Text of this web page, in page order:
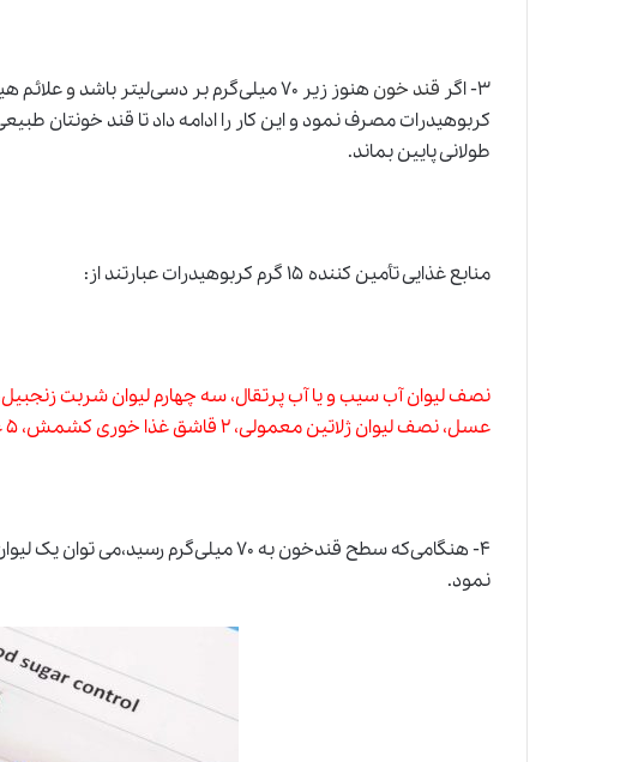
۳- اگر قند خون هنوز زیر ۷۰ میلی‌گرم بر دسی‌لیتر باشد و
کربوهیدرات مصرف نمود و این کار را ادامه داد تا قند خونتان
طولانی پایین بماند.
منابع غذایی تأمین کننده ۱۵ گرم کربوهیدرات عبارتند از:
نصف لیوان آب سیب و یا آب پرتقال، سه چهارم لیوان شربت
عسل، نصف لیوان ژلاتین معمولی، ۲ قاشق غذا خوری کشمش، ۵ عدد آب نبات سفت.
۴- هنگامی‌که سطح قندخون به ۷۰ میلی‌گرم رسید،می توان یک لیوان
نمود.